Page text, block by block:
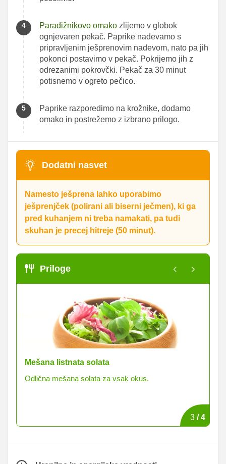
Paradižnikovo omako zlijemo v globok
ognjevaren pekač. Paprike nadevamo s
pripravljenim ješprenovim nadevom, nato pa jih
pokonci postavimo v pekač. Pokrijemo jih z
odrezanimi pokrovčki. Pekač za 30 minut
potisnemo v ogreto pečico.
Paprike razporedimo na krožnike, dodamo
omako in postrežemo z izbrano prilogo.
Dodatni nasvet
Namesto ješprena lahko uporabimo
ješprenjček (polirani ali biserni ječmen), ki ga
pred kuhanjem ni treba namakati, pa tudi
skuhan je precej hitreje (50 minut).
Priloge
Mešana listnata solata
Odlična mešana solata za vsak okus.
3 /4